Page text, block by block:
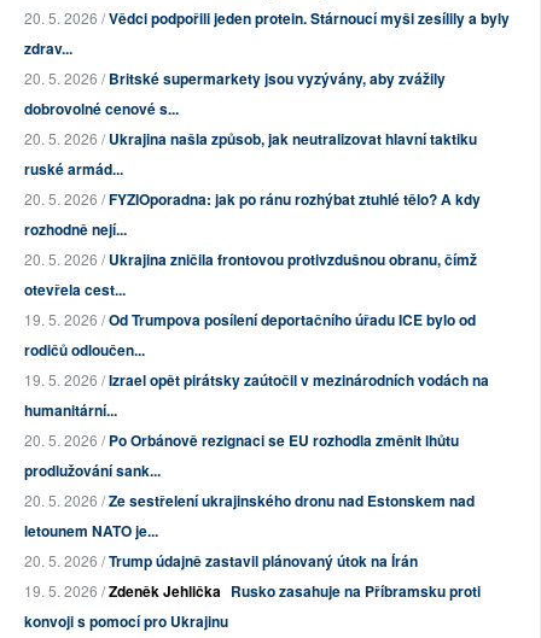
20. 5. 2026 /Vědci podpořili jeden protein. Stárnoucí myši zesílily a byly
zdrav...
20. 5. 2026 /Britské supermarkety jsou vyzývány, aby zvážily
dobrovolné cenové s...
20. 5. 2026 /Ukrajina našla způsob, jak neutralizovat hlavní taktiku
ruské armád...
20. 5. 2026 /FYZIOporadna: jak po ránu rozhýbat ztuhlé tělo? A kdy
rozhodně nejí...
20. 5. 2026 /Ukrajina zničila frontovou protivzdušnou obranu, čímž
otevřela cest...
19. 5. 2026 /Od Trumpova posílení deportačního úřadu ICE bylo od
rodičů odloučen...
19. 5. 2026 /Izrael opět pirátsky zaútočil v mezinárodních vodách na
humanitární...
20. 5. 2026 /Po Orbánově rezignaci se EU rozhodla změnit lhůtu
prodlužování sank...
20. 5. 2026 /Ze sestřelení ukrajinského dronu nad Estonskem nad
letounem NATO je...
20. 5. 2026 /Trump údajně zastavil plánovaný útok na Írán
19. 5. 2026 /Zdeněk Jehlička Rusko zasahuje na Příbramsku proti
konvoji s pomocí pro Ukrajinu